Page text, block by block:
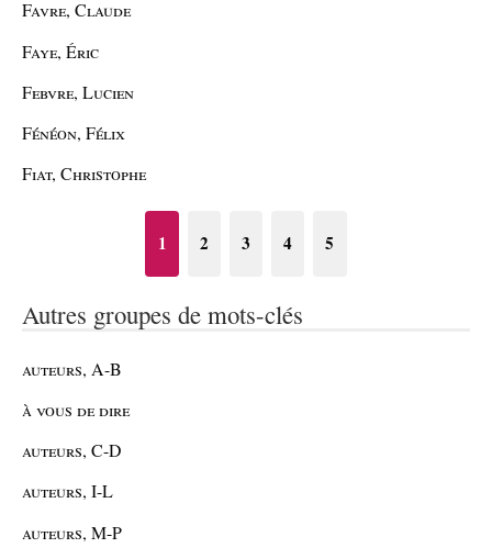
Favre, Claude
Faye, Éric
Febvre, Lucien
Fénéon, Félix
Fiat, Christophe
1 2 3 4 5
Autres groupes de mots-clés
auteurs, A-B
à vous de dire
auteurs, C-D
auteurs, I-L
auteurs, M-P